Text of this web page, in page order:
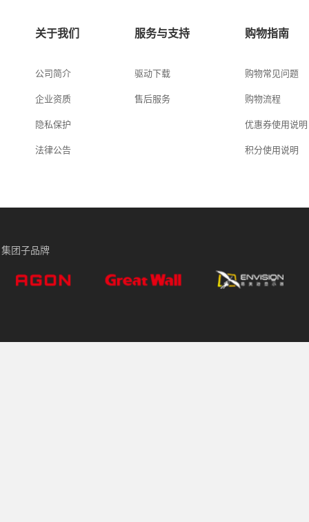
关于我们
公司简介
企业资质
隐私保护
法律公告
服务与支持
驱动下载
售后服务
购物指南
购物常见问题
购物流程
优惠券使用说明
积分使用说明
集团子品牌